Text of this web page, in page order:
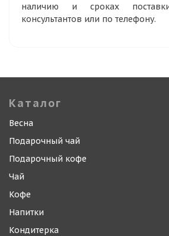
наличию и сроках
консультантов или по телефону.
Каталог
Весна
Подарочный чай
Подарочный кофе
Чай
Кофе
Напитки
Кондитерка